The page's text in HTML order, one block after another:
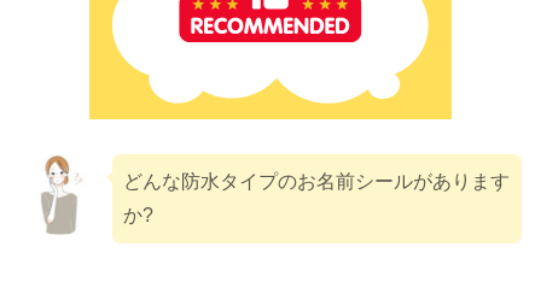
どんな防水タイプのお名前シールがあります
か?